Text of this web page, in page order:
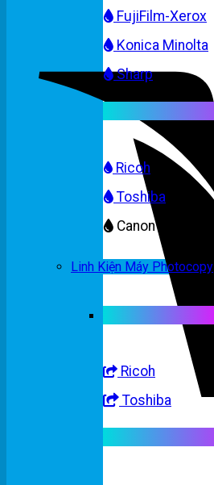
FujiFilm-Xerox
Konica Minolta
Sharp
Ricoh
Toshiba
Canon
Linh Kiện Máy Photocopy
Ricoh
Toshiba